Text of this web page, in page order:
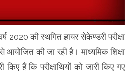
2020 की स्थगित हायर सेकेण्डरी परीक्षा
आयोजित की जा रही है। माध्यमिक शिक्षा
हैं कि परीक्षाथियों को जारी किए गए